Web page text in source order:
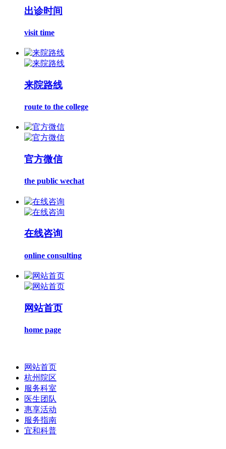
出诊时间
visit time
来院路线
route to the college
官方微信
the public wechat
在线咨询
online consulting
网站首页
home page
网站首页
杭州院区
服务科室
医生团队
惠享活动
服务指南
宜和科普